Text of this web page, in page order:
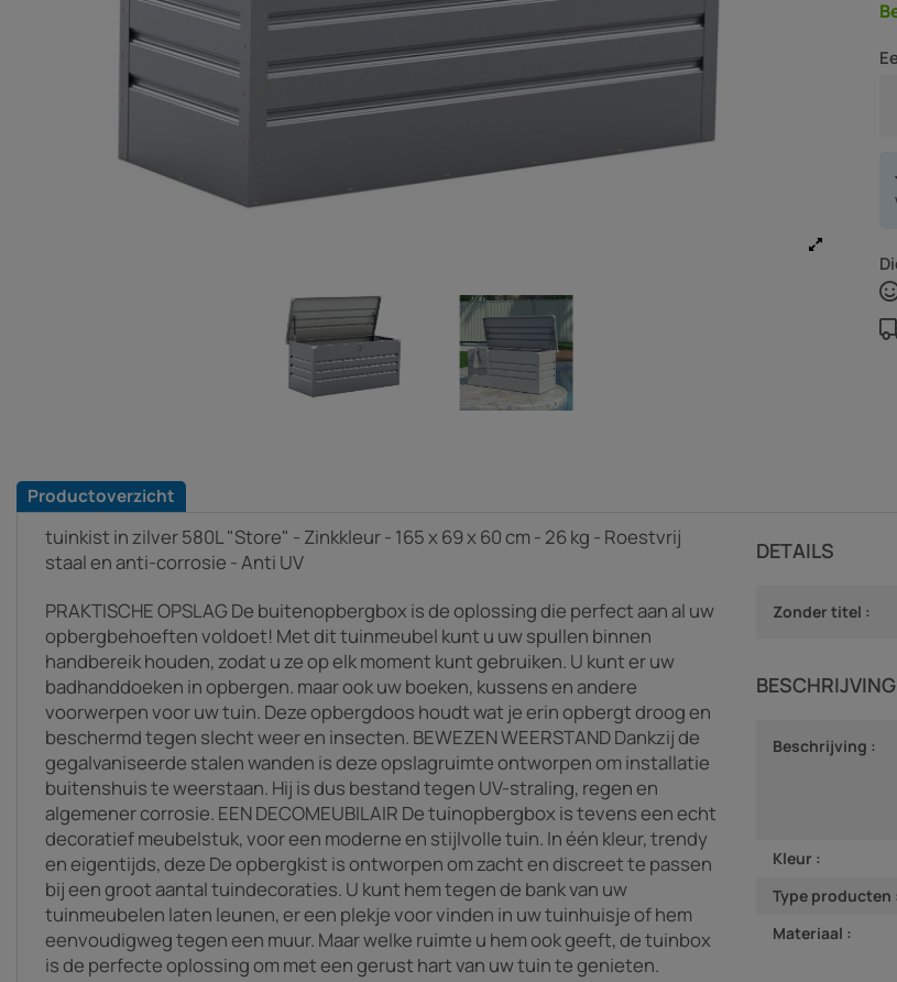
Productoverzicht
tuinkist in zilver 580L "Store" - Zinkkleur - 165 x 69 x 60 cm - 26 kg - Roestvrij
staal en anti-corrosie - Anti UV
PRAKTISCHE OPSLAG De buitenopbergbox is de oplossing die perfect aan al uw
opbergbehoeften voldoet! Met dit tuinmeubel kunt u uw spullen binnen
handbereik houden, zodat u ze op elk moment kunt gebruiken. U kunt er uw
badhanddoeken in opbergen. maar ook uw boeken, kussens en andere
voorwerpen voor uw tuin. Deze opbergdoos houdt wat je erin opbergt droog en
beschermd tegen slecht weer en insecten. BEWEZEN WEERSTAND Dankzij de
gegalvaniseerde stalen wanden is deze opslagruimte ontworpen om installatie
buitenshuis te weerstaan. Hij is dus bestand tegen UV-straling, regen en
algemener corrosie. EEN DECOMEUBILAIR De tuinopbergbox is tevens een echt
decoratief meubelstuk, voor een moderne en stijlvolle tuin. In één kleur, trendy
en eigentijds, deze De opbergkist is ontworpen om zacht en discreet te passen
bij een groot aantal tuindecoraties. U kunt hem tegen de bank van uw
tuinmeubelen laten leunen, er een plekje voor vinden in uw tuinhuisje of hem
eenvoudigweg tegen een muur. Maar welke ruimte u hem ook geeft, de tuinbox
is de perfecte oplossing om met een gerust hart van uw tuin te genieten.
DETAILS
Zonder titel :
Beschrijving :
Kleur :
Type producten :
Materiaal :